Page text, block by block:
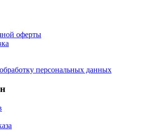
оферты
персональных данных